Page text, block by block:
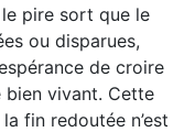
pire sort que le
ou disparues,
de croire
vivant. Cette
fin redoutée n’est